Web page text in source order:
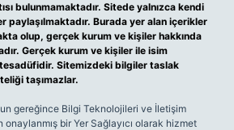
bulunmamaktadır. Sitede yalnızca kendi
paylaşılmaktadır. Burada yer alan içerikler
olup, gerçek kurum ve kişiler hakkında
Gerçek kurum ve kişiler ile isim
Sitemizdeki bilgiler taslak
taşımazlar.
gereğince Bilgi Teknolojileri ve İletişim
onaylanmış bir Yer Sağlayıcı olarak hizmet